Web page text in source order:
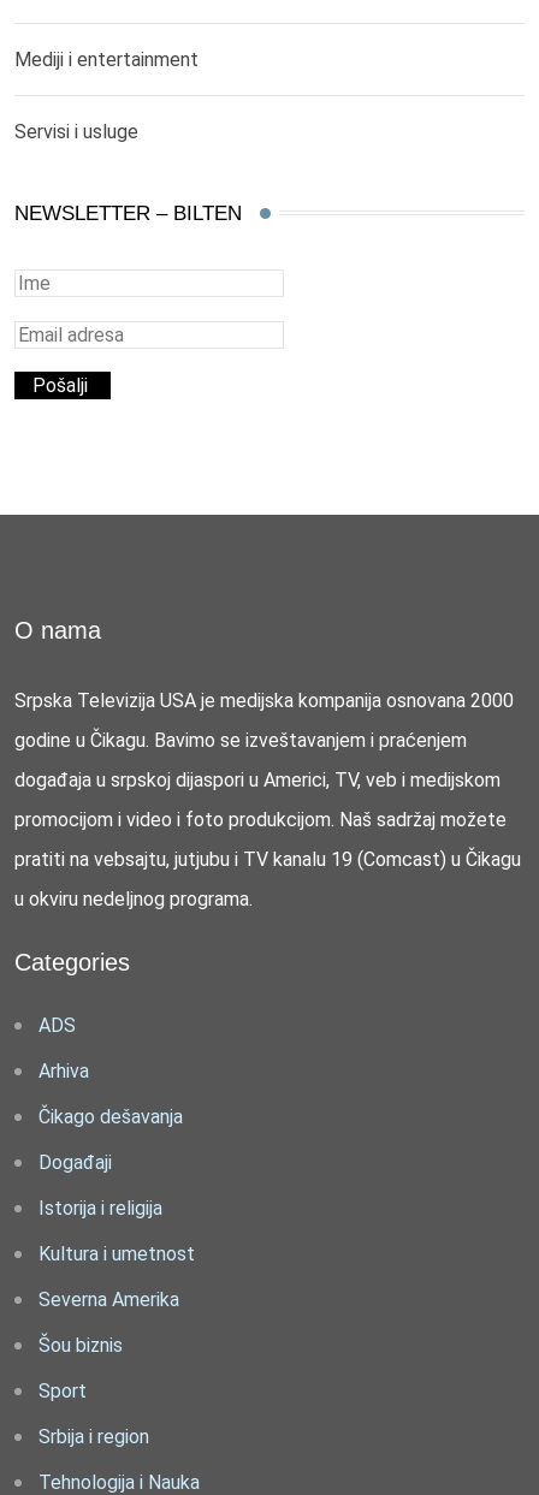
Mediji i entertainment
Servisi i usluge
NEWSLETTER – BILTEN
O nama
Srpska Televizija USA je medijska kompanija osnovana 2000
godine u Čikagu. Bavimo se izveštavanjem i praćenjem
događaja u srpskoj dijaspori u Americi, TV, veb i medijskom
promocijom i video i foto produkcijom. Naš sadržaj možete
pratiti na vebsajtu, jutjubu i TV kanalu 19 (Comcast) u Čikagu
u okviru nedeljnog programa.
Categories
ADS
Arhiva
Čikago dešavanja
Događaji
Istorija i religija
Kultura i umetnost
Severna Amerika
Šou biznis
Sport
Srbija i region
Tehnologija i Nauka